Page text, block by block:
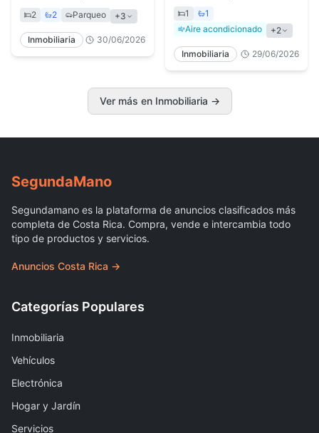
2 2 Parqueo +3
Inmobiliaria 30/06/2026
1
1
Aire acondicionado
+2
Inmobiliaria 29/06/2026
Ver más en Inmobiliaria →
SegundaMano
Segundamano es la plataforma de anuncios clasificados más
completa de Costa Rica. Compra, vende e intercambia todo
tipo de productos y servicios.
Anuncios Costa Rica →
Categorías Populares
Inmobiliaria
Vehículos
Electrónica
Hogar y Jardín
Servicios